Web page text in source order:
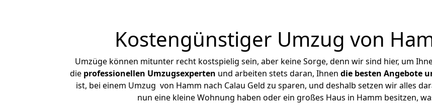
Kostengünstiger Umzug von
Umzüge können mitunter recht kostspielig sein, aber keine Sorge, denn wir sind hier, um
die professionellen Umzugsexperten und arbeiten stets daran, Ihnen die besten Angebote
ist, bei einem Umzug von Hamm nach Calau Geld zu sparen, und deshalb setzen wir alles
nun eine kleine Wohnung haben oder ein großes Haus in Hamm besitzen,